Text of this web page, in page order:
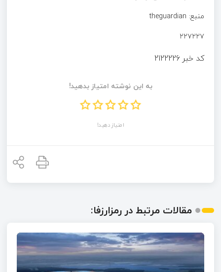
منبع: theguardian
۲۲۷۲۲۷
کد خبر 2122226
به این نوشته امتیاز بدهید!
امتیاز دهید!
مقالات مرتبط در رمزارزفا: